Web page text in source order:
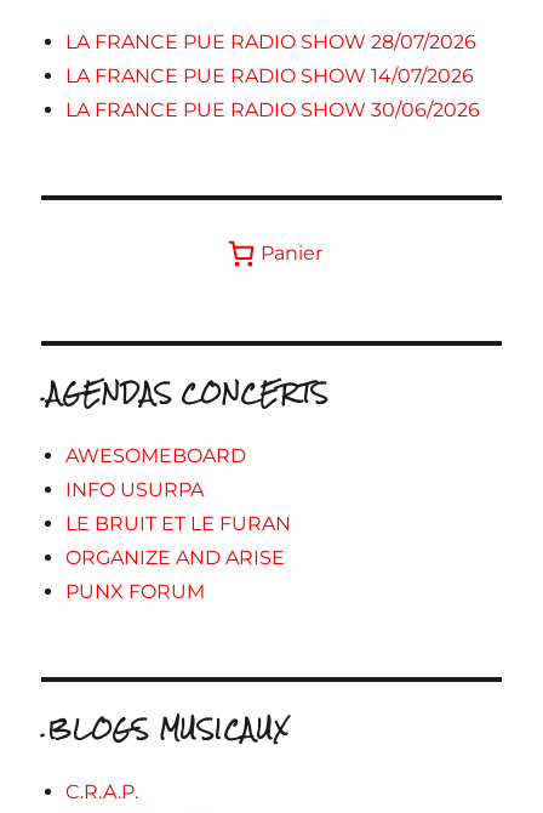
LA FRANCE PUE RADIO SHOW 28/07/2026
LA FRANCE PUE RADIO SHOW 14/07/2026
LA FRANCE PUE RADIO SHOW 30/06/2026
Panier
.AGENDAS CONCERTS
AWESOMEBOARD
INFO USURPA
LE BRUIT ET LE FURAN
ORGANIZE AND ARISE
PUNX FORUM
.BLOGS MUSICAUX
C.R.A.P.